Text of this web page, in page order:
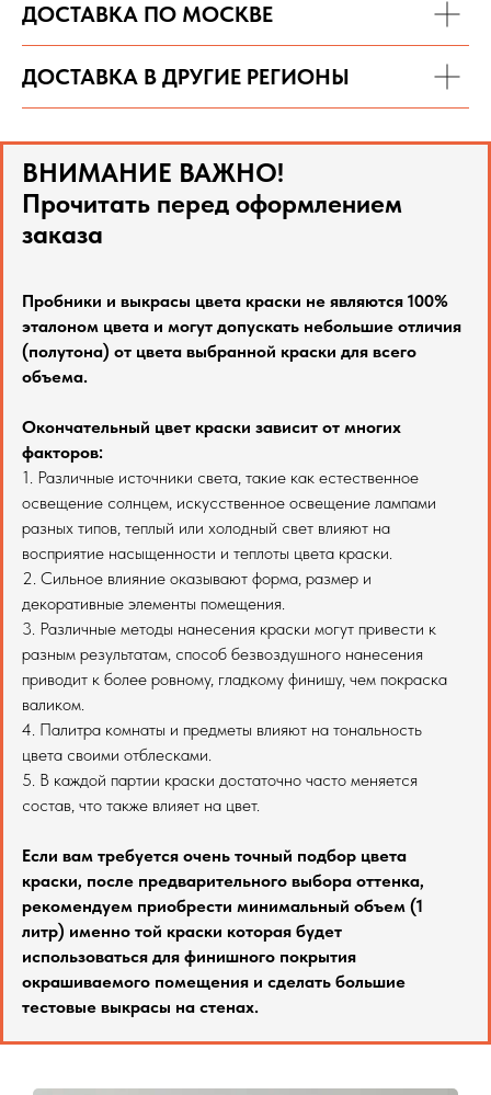
ДОСТАВКА ПО МОСКВЕ
ДОСТАВКА В ДРУГИЕ РЕГИОНЫ
ВНИМАНИЕ ВАЖНО!
Прочитать перед оформлением
заказа
Пробники и выкрасы цвета краски не являются 100%
эталоном цвета и могут допускать небольшие отличия
(полутона) от цвета выбранной краски для всего
объема.
Окончательный цвет краски зависит от многих
факторов:
1. Различные источники света, такие как естественное
освещение солнцем, искусственное освещение лампами
разных типов, теплый или холодный свет влияют на
восприятие насыщенности и теплоты цвета краски.
2. Сильное влияние оказывают форма, размер и
декоративные элементы помещения.
3. Различные методы нанесения краски могут привести к
разным результатам, способ безвоздушного нанесения
приводит к более ровному, гладкому финишу, чем покраска
валиком.
4. Палитра комнаты и предметы влияют на тональность
цвета своими отблесками.
5. В каждой партии краски достаточно часто меняется
состав, что также влияет на цвет.
Если вам требуется очень точный подбор цвета
краски, после предварительного выбора оттенка,
рекомендуем приобрести минимальный объем (1
литр) именно той краски которая будет
использоваться для финишного покрытия
окрашиваемого помещения и сделать большие
тестовые выкрасы на стенах.